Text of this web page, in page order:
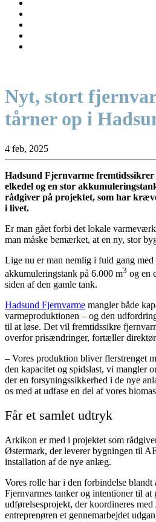
Nyt, stort
tårner op i
4 feb, 2025
Hadsund Fjernvarme
elkedel og en stor
rådgiver på projektet, som har
i livet.
Er man gået forbi det lokale
man måske bemærket, at en ny, stor
Lige nu er man nemlig i fuld gang med
akkumuleringstank på 6.000 m3 og en
siden af den gamle tank.
Hadsund Fjernvarme mangler både
varmeproduktionen – og den
til at løse. Det vil fremtidssikre
overfor prisændringer, fortæller
– Vores produktion bliver flerstrenget
den kapacitet og spidslast, vi mangler
der en forsyningssikkerhed i de nye
os med at udfase en del af vores
Får et samlet udtryk
Arkikon er med i projektet som
Østermark, der leverer bygningen til
installation af de nye anlæg.
Vores rolle har i den forbindelse
Fjernvarmes tanker og intentioner til at
udførelsesprojekt, der koordineres
entreprenøren et gennemarbejdet